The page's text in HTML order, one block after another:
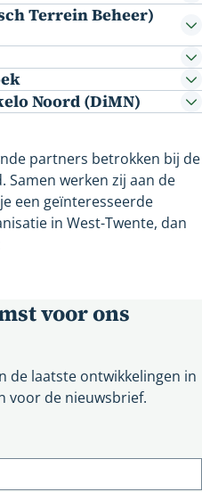
Terrein Beheer)
Noord (DiMN)
partners betrokken bij de
werken zij aan de
een geïnteresseerde
in West-Twente, dan
voor ons
de laatste ontwikkelingen in
voor de nieuwsbrief.